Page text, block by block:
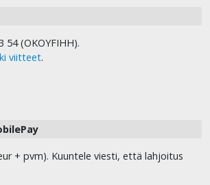
54 (OKOYFIHH).
viitteet.
+ pvm). Kuuntele viesti, että lahjoitus